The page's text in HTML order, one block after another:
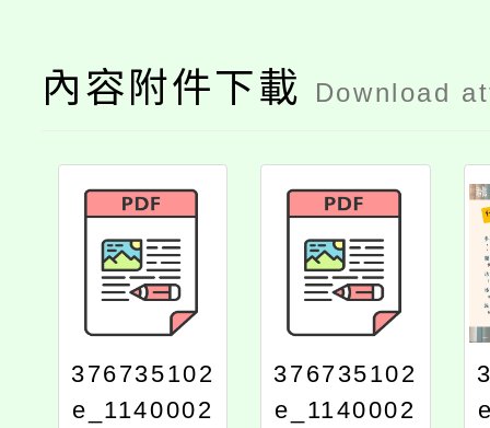
內容附件下載 Download
376735102
e_1140002
376735102
e_1140002